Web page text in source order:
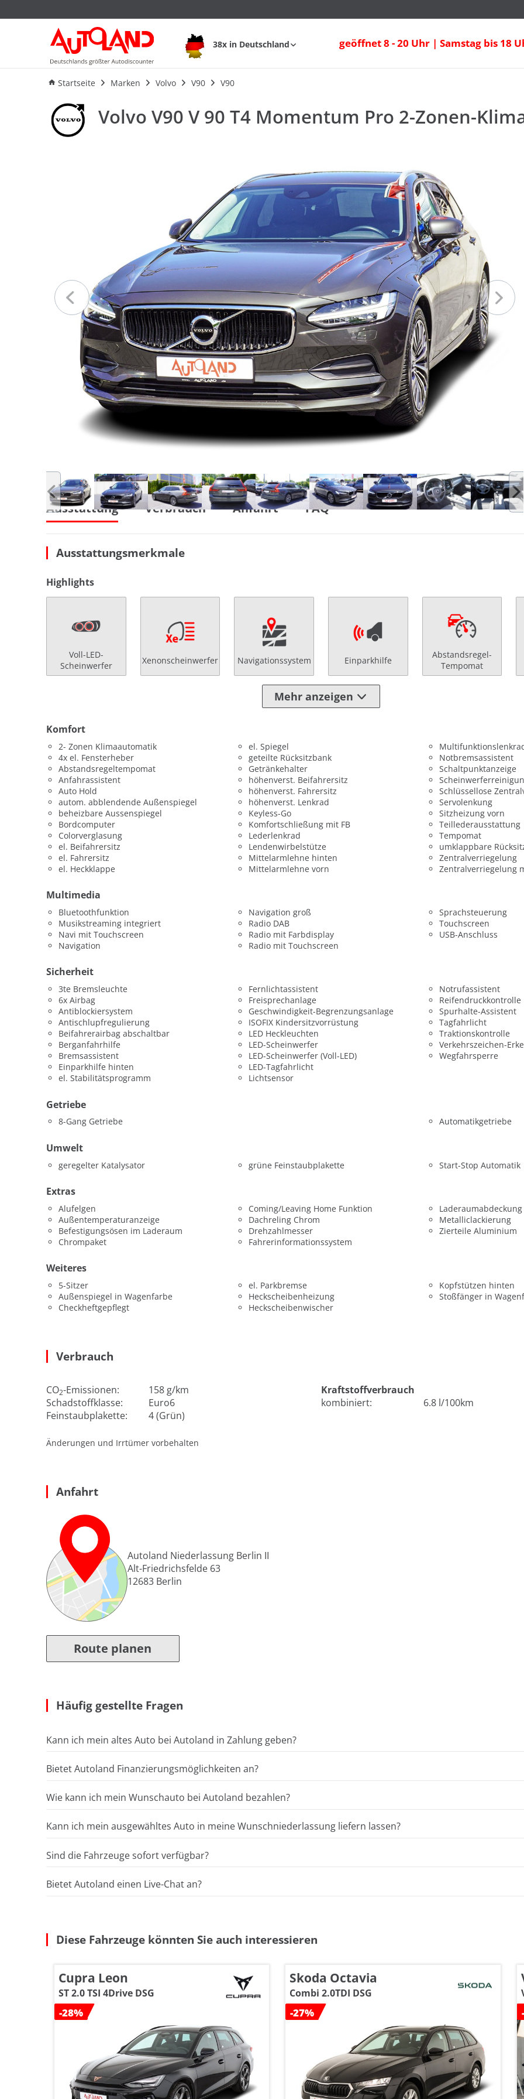
38x in Deutschland geöffnet 8 - 20 Uhr | Samstag bis 18
Startseite Marken Volvo V90 V90
Volvo V90 V 90 T4 Momentum Pro 2-Zonen-Klima Navi
Ausstattung Verbrauch
Volvo V90 V 90 T4 Momentum Pro 2-Zonen-
Ausstattung Verbrauch Anfahrt FAQ
Ausstattungsmerkmale
Highlights
Voll-LED-
Scheinwerfer
Xenonscheinwerfer Navigationssystem Einparkhilfe
Abstandsregel-
Tempomat
Mehr anzeigen
Komfort
2- Zonen Klimaautomatik
4x el. Fensterheber
Abstandsregeltempomat
Anfahrassistent
Auto Hold
autom. abblendende Außenspiegel
beheizbare Aussenspiegel
Bordcomputer
Colorverglasung
el. Beifahrersitz
el. Fahrersitz
el. Heckklappe
el. Spiegel
geteilte Rücksitzbank
Getränkehalter
höhenverst. Beifahrersitz
höhenverst. Fahrersitz
höhenverst. Lenkrad
Keyless-Go
Komfortschließung mit FB
Lederlenkrad
Lendenwirbelstütze
Mittelarmlehne hinten
Mittelarmlehne vorn
Notbremsassistent
Schaltpunktanzeige
Schlüssellose
Servolenkung
Sitzheizung vorn
Teillederausstattung
Tempomat
umklappbare
Zentralverriegelung
Zentralverriegelung
Multimedia
Bluetoothfunktion
Musikstreaming integriert
Navi mit Touchscreen
Navigation
Navigation groß
Radio DAB
Radio mit Farbdisplay
Radio mit Touchscreen
Sprachsteuerung
Touchscreen
USB-Anschluss
Sicherheit
3te Bremsleuchte
6x Airbag
Antiblockiersystem
Antischlupfregulierung
Beifahrerairbag abschaltbar
Berganfahrhilfe
Bremsassistent
Einparkhilfe hinten
el. Stabilitätsprogramm
Fernlichtassistent
Freisprechanlage
Geschwindigkeit-Begrenzungsanlage
ISOFIX Kindersitzvorrüstung
LED Heckleuchten
LED-Scheinwerfer
LED-Scheinwerfer (Voll-LED)
LED-Tagfahrlicht
Lichtsensor
Notrufassistent
Reifendruckkontrolle
Spurhalte-Assistent
Tagfahrlicht
Traktionskontrolle
Verkehrszeichen-
Wegfahrsperre
Getriebe
8-Gang Getriebe Automatikgetriebe
Umwelt
geregelter Katalysator grüne Feinstaubplakette Start-Stop Automatik
Extras
Alufelgen
Außentemperaturanzeige
Befestigungsösen im Laderaum
Chrompaket
Coming/Leaving Home Funktion
Dachreling Chrom
Drehzahlmesser
Fahrerinformationssystem
Laderaumabdeckung
Metalliclackierung
Zierteile Aluminium
Weiteres
5-Sitzer
Außenspiegel in Wagenfarbe
Checkheftgepflegt
el. Parkbremse
Heckscheibenheizung
Heckscheibenwischer
Kopfstützen hinten
Stoßfänger in
Verbrauch
CO2-Emissionen:
158 g/km
Schadstoffklasse:
Euro6
Feinstaubplakette:
4 (Grün)
Kraftstoffverbrauch
kombiniert:
6.8 l/100km
Änderungen und Irrtümer vorbehalten
Anfahrt
Autoland Niederlassung Berlin II
Alt-Friedrichsfelde 63
12683 Berlin
Route planen
Häufig gestellte Fragen
Kann ich mein altes Auto bei Autoland in Zahlung geben?
Bietet Autoland Finanzierungsmöglichkeiten an?
Wie kann ich mein Wunschauto bei Autoland bezahlen?
Kann ich mein ausgewähltes Auto in meine Wunschniederlassung liefern lassen?
Sind die Fahrzeuge sofort verfügbar?
Bietet Autoland einen Live-Chat an?
Diese Fahrzeuge könnten Sie auch interessieren
Cupra Leon
ST 2.0 TSI 4Drive DSG
-28%
Skoda Octavia
Combi 2.0TDI DSG
-27%